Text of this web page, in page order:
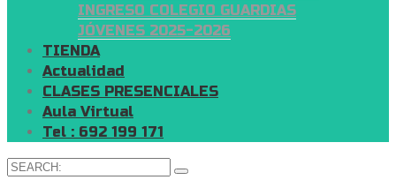
INGRESO COLEGIO GUARDIAS
JÓVENES 2025-2026
TIENDA
Actualidad
CLASES PRESENCIALES
Aula Virtual
Tel : 692 199 171